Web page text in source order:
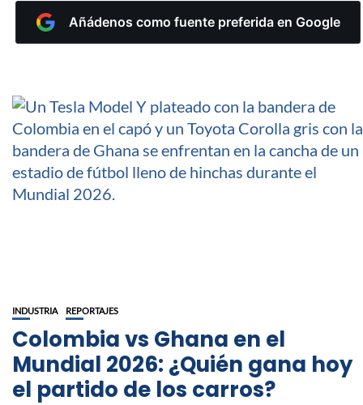
Añádenos como fuente preferida en Google
INDUSTRIA REPORTAJES
Colombia vs Ghana en el
Mundial 2026: ¿Quién gana hoy
el partido de los carros?